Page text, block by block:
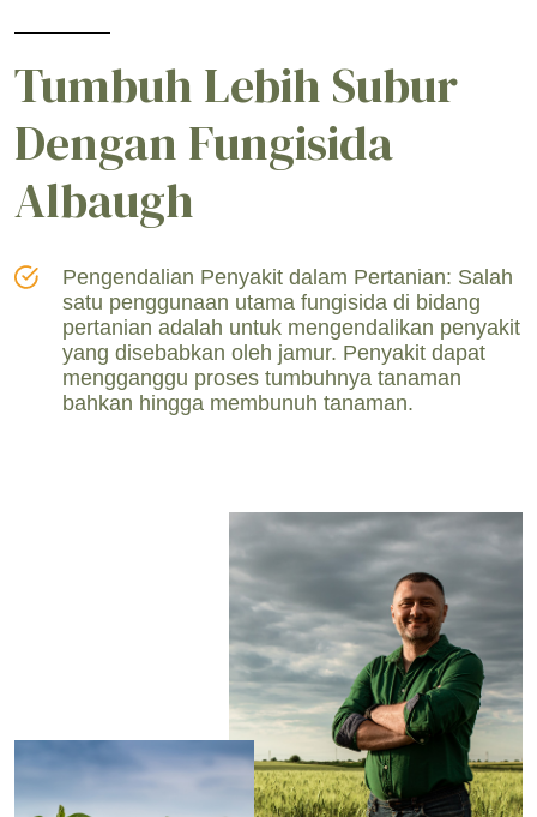
Tumbuh Lebih Subur
Dengan Fungisida
Albaugh
Pengendalian Penyakit dalam Pertanian: Salah
satu penggunaan utama fungisida di bidang
pertanian adalah untuk mengendalikan penyakit
yang disebabkan oleh jamur. Penyakit dapat
mengganggu proses tumbuhnya tanaman
bahkan hingga membunuh tanaman.